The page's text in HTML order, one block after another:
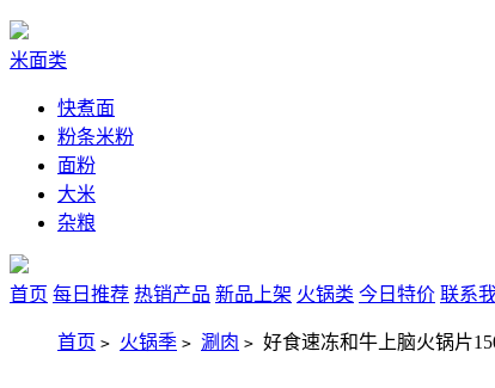
米面类
快煮面
粉条米粉
面粉
大米
杂粮
首页 每日推荐 热销产品 新品上架 火锅类 今日特价 联系我
首页 > 火锅季 > 涮肉 > 好食速冻和牛上脑火锅片